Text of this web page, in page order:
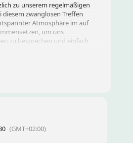
zu unserem regelmäßigen
diesem zwanglosen Treffen
Atmosphäre im auf
um uns
zu besprechen und einfach
(GMT+02:00)